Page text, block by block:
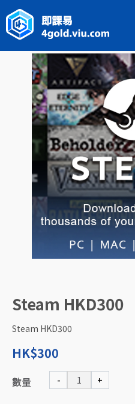
Steam HKD300
Steam HKD300
HK$300
數量 - +